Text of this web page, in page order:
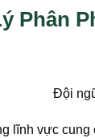
Phân
Đội
lĩnh vực cung